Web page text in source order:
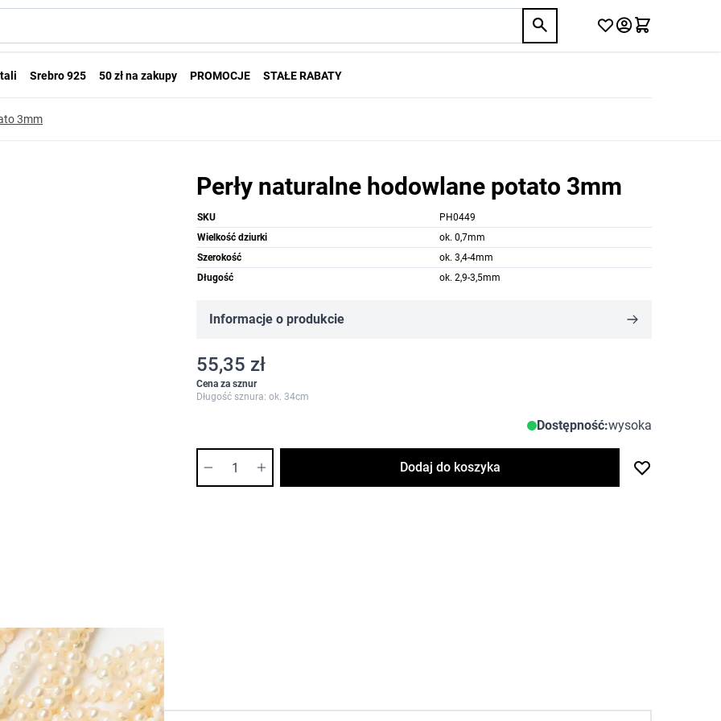
Srebro 925 50 zł na zakupy PROMOCJE STAŁE RABATY
3mm
Perły naturalne hodowlane potato 3mm
SKU
PH0449
Wielkość dziurki
ok. 0,7mm
Szerokość
ok. 3,4-4mm
Długość
ok. 2,9-3,5mm
Informacje o produkcie
55,35 zł
Cena za sznur
Długość sznura: ok. 34cm
Dostępność:wysoka
Dodaj do koszyka